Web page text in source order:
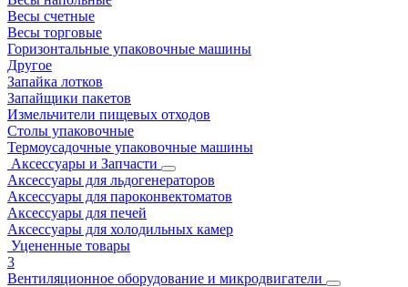
Весы счетные
Весы торговые
Горизонтальные упаковочные машины
Другое
Запайка лотков
Запайщики пакетов
Измельчители пищевых отходов
Столы упаковочные
Термоусадочные упаковочные машины
Аксессуары и Запчасти
Аксессуары для льдогенераторов
Аксессуары для пароконвектоматов
Аксессуары для печей
Аксессуары для холодильных камер
Уцененные товары
3
Вентиляционное оборудование и микродвигатели